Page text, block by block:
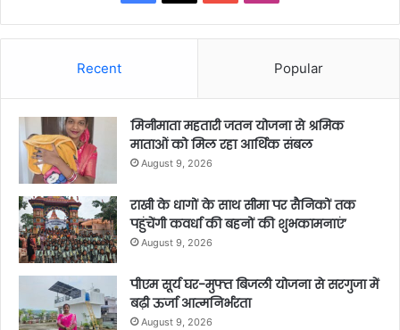
Recent Popular
मिनीमाता महतारी जतन योजना से श्रमिक
माताओं को मिल रहा आर्थिक संबल
August 9, 2026
राखी के धागों के साथ सीमा पर सैनिकों तक
पहुंचेंगी कवर्धा की बहनों की शुभकामनाएं’
August 9, 2026
पीएम सूर्य घर-मुफ्त बिजली योजना से सरगुजा में
बढ़ी ऊर्जा आत्मनिर्भरता
August 9, 2026